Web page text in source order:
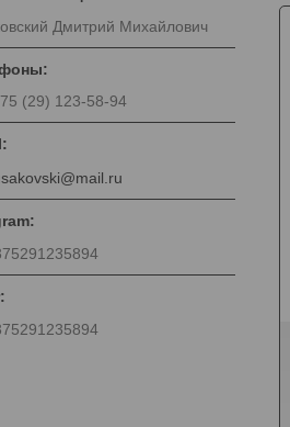
Дмитрий Михайлович
(29) 123-58-94